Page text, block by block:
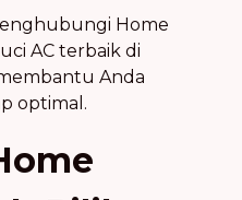
Home
AC terbaik di
Anda
optimal.